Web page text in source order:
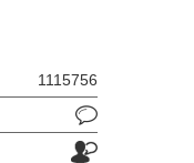
1115756